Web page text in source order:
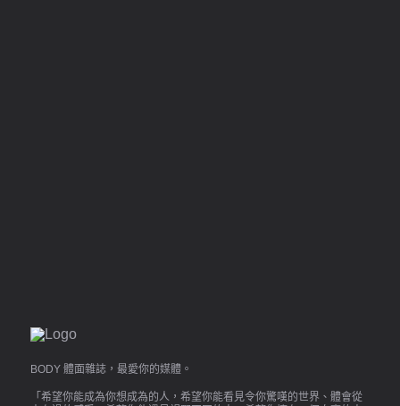
BODY 體面雜誌，最愛你的媒體。
「希望你能成為你想成為的人，希望你能看見令你驚嘆的世界、體會從